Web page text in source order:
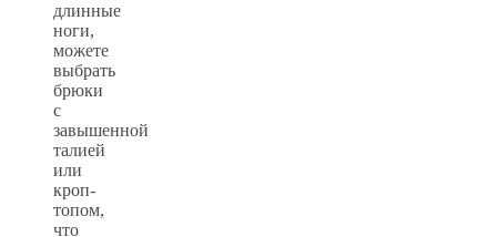
длинные
ноги,
можете
выбрать
брюки
с
завышенной
талией
или
кроп-
топом,
что